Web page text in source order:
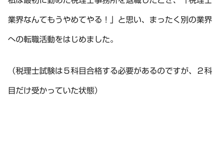
業界なんてもうやめてやる！」と思い、まったく別の業界
への転職活動をはじめました。
（税理士試験は５科目合格する必要があるのですが、２科
目だけ受かっていた状態）